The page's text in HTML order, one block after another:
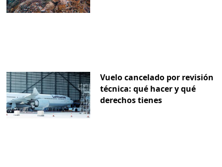
Vuelo cancelado por revisión
técnica: qué hacer y qué
derechos tienes